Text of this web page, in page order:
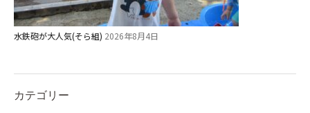
水鉄砲が大人気(そら組) 2026年8月4日
カテゴリー
グループ施設・
関係先リンク
学校法⼈鴨⾕学園 鳳幼稚園
学校法⼈諏訪森学園 諏訪森幼稚